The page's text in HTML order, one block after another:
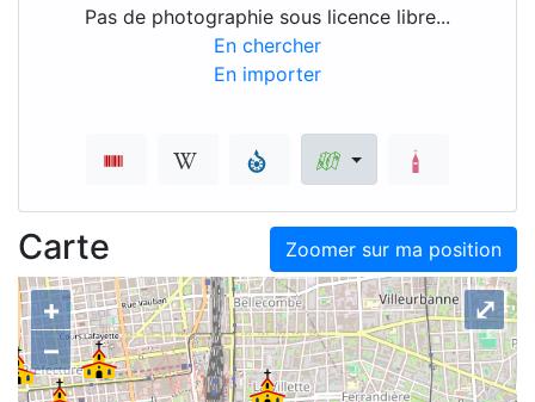
Pas de photographie sous licence libre...
En chercher
En importer
Zoomer sur ma position
Carte
+
–
⤢